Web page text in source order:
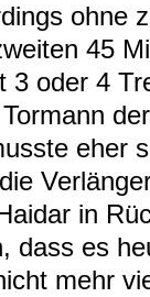
ohne
45
3 oder 4
eher
in
dass es
mehr